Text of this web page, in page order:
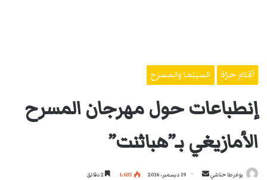
أقلام حرّة السينما والمسرح
إنطباعات حول مهرجان المسرح
الأمازيغي بـ”هباثنت”
يوغرطا حناشي
أرسل
19 ديسمبر، 2016 1٬635